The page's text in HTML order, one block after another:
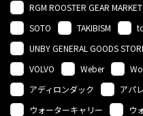
RGM ROOSTER GEAR MARKET
SOTO
TAKIBISM
UNBY GENERAL GOODS
VOLVO
Weber
アディロンダック
アパ
ウォーターキャリー
ウ